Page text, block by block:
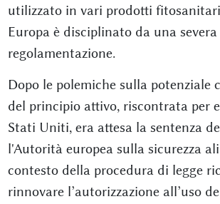
utilizzato in vari prodotti
Europa è disciplinato da una severa
regolamentazione.
Dopo le polemiche sulla potenziale
del principio attivo, riscontrata per
Stati Uniti, era attesa la sentenza
l'Autorità europea sulla sicurezza
contesto della procedura di legge
rinnovare l’autorizzazione all’uso